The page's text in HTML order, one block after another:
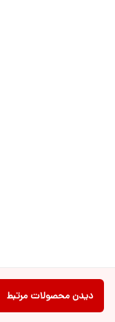
دیدن محصولات مرتبط